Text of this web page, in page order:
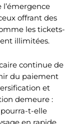
offrant des
les tickets-
illimitées.
continue de
du paiement
et
demeure :
t-elle
en rapide